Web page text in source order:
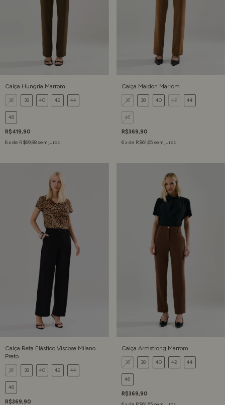
Calça Hungria Marrom
36 38 40 42 44
46
R$419,90
6x de R$69,98 sem juros
Calça Maldon Marrom
36 38 40 42 44
46
R$369,90
6x de R$61,65 sem juros
Calça Reta Elástico Viscose Milano
Preto
36 38 40 42 44
46
R$369,90
Calça Armstrong Marrom
36 38 40 42 44
46
R$369,90